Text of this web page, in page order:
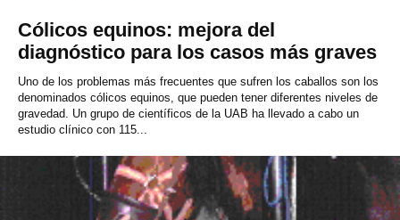
Cólicos equinos: mejora del
diagnóstico para los casos más graves
Uno de los problemas más frecuentes que sufren los caballos son los
denominados cólicos equinos, que pueden tener diferentes niveles de
gravedad. Un grupo de científicos de la UAB ha llevado a cabo un
estudio clínico con 115...